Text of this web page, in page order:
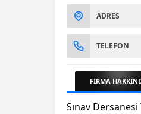
ADRES
TELEFON
FİRMA
Sınav